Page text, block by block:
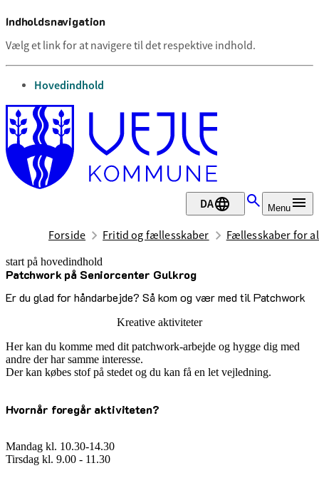
Indholdsnavigation
Vælg et link for at navigere til det respektive indhold.
gå til
Hovedindhold
DA Menu
Forside Fritid og fællesskaber Fællesskaber for
start på hovedindhold
Patchwork på Seniorcenter Gulkrog
Er du glad for håndarbejde? Så kom og vær med til Patchwork
senest opdateret 17. juni 2026
Kreative aktiviteter
Her kan du komme med dit patchwork-arbejde og hygge dig med
andre der har samme interesse.
Der kan købes stof på stedet og du kan få en let vejledning.
Hvornår foregår aktiviteten?
Mandag kl. 10.30-14.30
Tirsdag kl. 9.00 - 11.30